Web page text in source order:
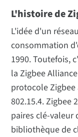
L'histoire de
L'idée d'un
consommation
1990. Toutefois,
la Zigbee
protocole Zigbee
802.15.4. Zigbee
paires clé-valeur
bibliothèque de